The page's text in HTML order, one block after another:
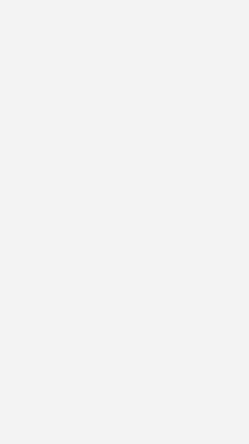
von Katherina Reiche, die den
entgegenläuft. „Er schränkt
sorgen, um alle Potenziale der
– so aber der Auftrag aus
sagt Nina Scheer mit Blick auf
seltener
Kritik. „Die Abschaffung der
würden die
warnt Carsten Körnig,
Solarwirtschaft (BSW-